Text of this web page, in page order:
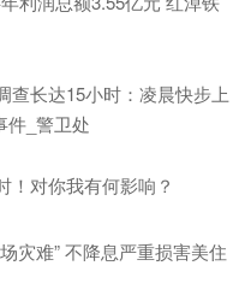
查长达15小时：凌晨快步上
件_警卫处
！对你我有何影响？
灾难” 不降息严重损害美住